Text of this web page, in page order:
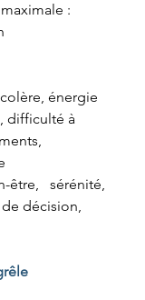
:
colère, énergie
difficulté à
être,   sérénité,
décision,